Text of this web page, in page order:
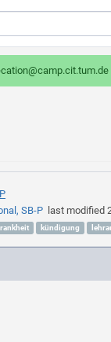
SB-P last modified
kündigung